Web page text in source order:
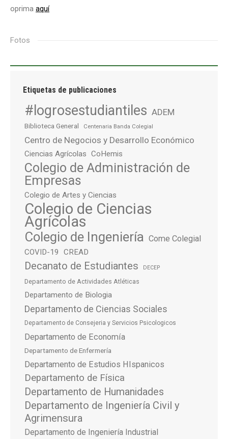
oprima aquí
Fotos
Etiquetas de publicaciones
#logrosestudiantiles ADEM
Biblioteca General Centenaria Banda Colegial
Centro de Negocios y Desarrollo Económico
Ciencias Agrícolas CoHemis
Colegio de Administración de
Empresas
Colegio de Artes y Ciencias
Colegio de Ciencias
Agrícolas
Colegio de Ingeniería Come Colegial
COVID-19 CREAD
Decanato de Estudiantes DECEP
Departamento de Actividades Atléticas
Departamento de Biologia
Departamento de Ciencias Sociales
Departamento de Consejeria y Servicios Psicologicos
Departamento de Economía
Departamento de Enfermería
Departamento de Estudios HIspanicos
Departamento de Física
Departamento de Humanidades
Departamento de Ingeniería Civil y
Agrimensura
Departamento de Ingeniería Industrial